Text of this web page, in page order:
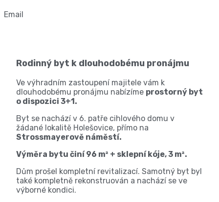
Email
Rodinný byt k dlouhodobému pronájmu
Ve výhradním zastoupení majitele vám k
dlouhodobému pronájmu nabízíme prostorný byt
o dispozici 3+1.
Byt se nachází v 6. patře cihlového domu v
žádané lokalitě Holešovice, přímo na
Strossmayerově náměstí.
Výměra bytu činí 96 m² + sklepní kóje, 3 m².
Dům prošel kompletní revitalizací. Samotný byt byl
také kompletně rekonstruován a nachází se ve
výborné kondici.